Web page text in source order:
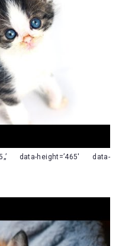
data-height=’465′ data-